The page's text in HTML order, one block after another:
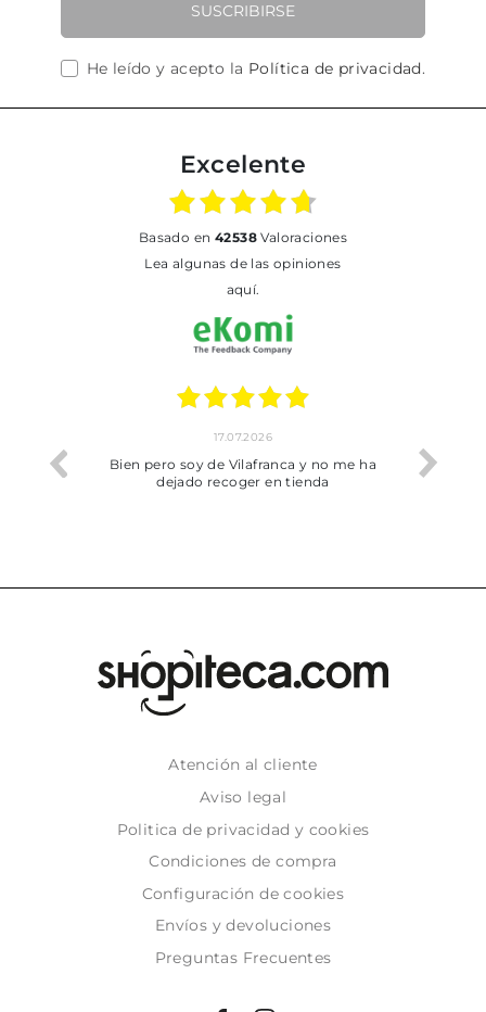
SUSCRIBIRSE
He leído y acepto la Política de privacidad.
Excelente
basado en 42538Valoraciones
Lea algunas de las opiniones
aquí.
trobat
17.07.2026
Bien pero soy de Vilafranca y no me ha
dejado recoger en tienda
Atención al cliente
Aviso legal
Politica de privacidad y cookies
Condiciones de compra
Configuración de cookies
Envíos y devoluciones
Preguntas Frecuentes